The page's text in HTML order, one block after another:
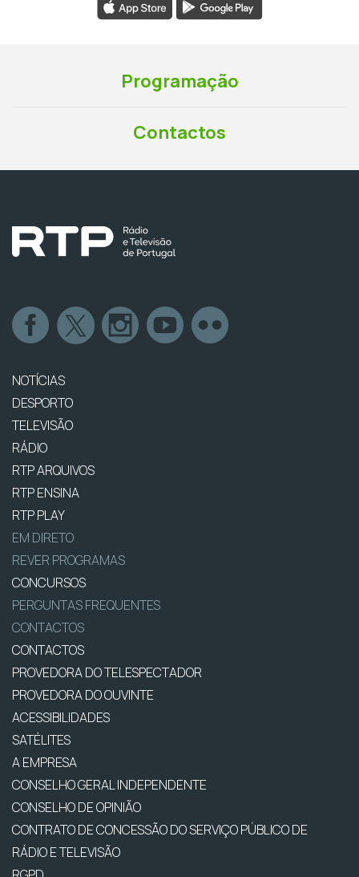
Programação
Contactos
NOTÍCIAS
DESPORTO
TELEVISÃO
RÁDIO
RTP ARQUIVOS
RTP ENSINA
RTP PLAY
EM DIRETO
REVER PROGRAMAS
CONCURSOS
PERGUNTAS FREQUENTES
CONTACTOS
CONTACTOS
PROVEDORA DO TELESPECTADOR
PROVEDORA DO OUVINTE
ACESSIBILIDADES
SATÉLITES
A EMPRESA
CONSELHO GERAL INDEPENDENTE
CONSELHO DE OPINIÃO
CONTRATO DE CONCESSÃO DO SERVIÇO PÚBLICO DE
RÁDIO E TELEVISÃO